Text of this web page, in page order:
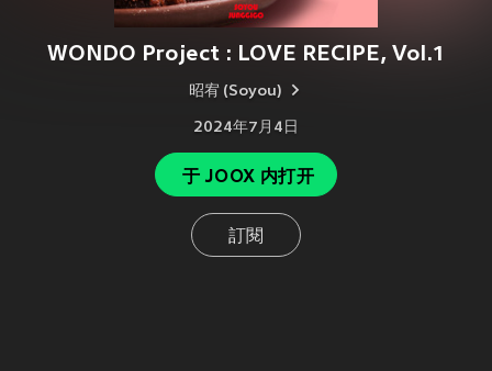
WONDO Project : LOVE RECIPE, Vol.1
昭宥 (Soyou)
2024年7月4日
于 JOOX 内打开
訂閱